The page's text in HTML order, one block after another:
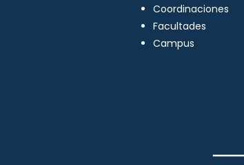
Coordinaciones
Facultades
Campus